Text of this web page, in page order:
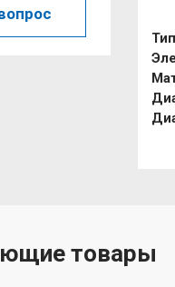
товары